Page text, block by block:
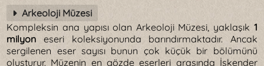
Arkeoloji Müzesi
Kompleksin ana yapısı olan Arkeoloji Müzesi, yaklaşık 1
milyon eseri koleksiyonunda barındırmaktadır. Ancak
sergilenen eser sayısı bunun çok küçük bir bölümünü
oluşturur. Müzenin en gözde eserleri arasında İskender